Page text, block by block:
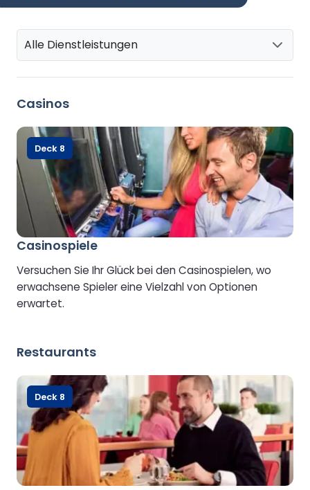
Alle Dienstleistungen
Casinos
Casinospiele
Versuchen Sie Ihr Glück bei den Casinospielen, wo
erwachsene Spieler eine Vielzahl von Optionen
erwartet.
Deck 8
Restaurants
Deck 8